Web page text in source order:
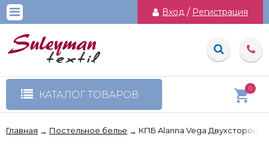
Вход / Регистрация
КАТАЛОГ ТОВАРОВ
0
Главная → Постельное белье → КПБ Alanna Vega